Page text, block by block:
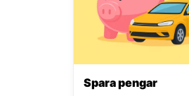
Spara pengar